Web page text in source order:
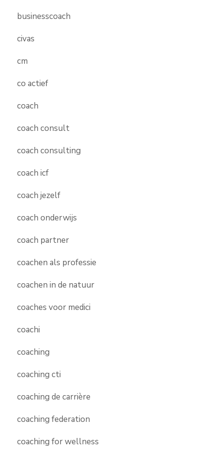
businesscoach
civas
cm
co actief
coach
coach consult
coach consulting
coach icf
coach jezelf
coach onderwijs
coach partner
coachen als professie
coachen in de natuur
coaches voor medici
coachi
coaching
coaching cti
coaching de carrière
coaching federation
coaching for wellness